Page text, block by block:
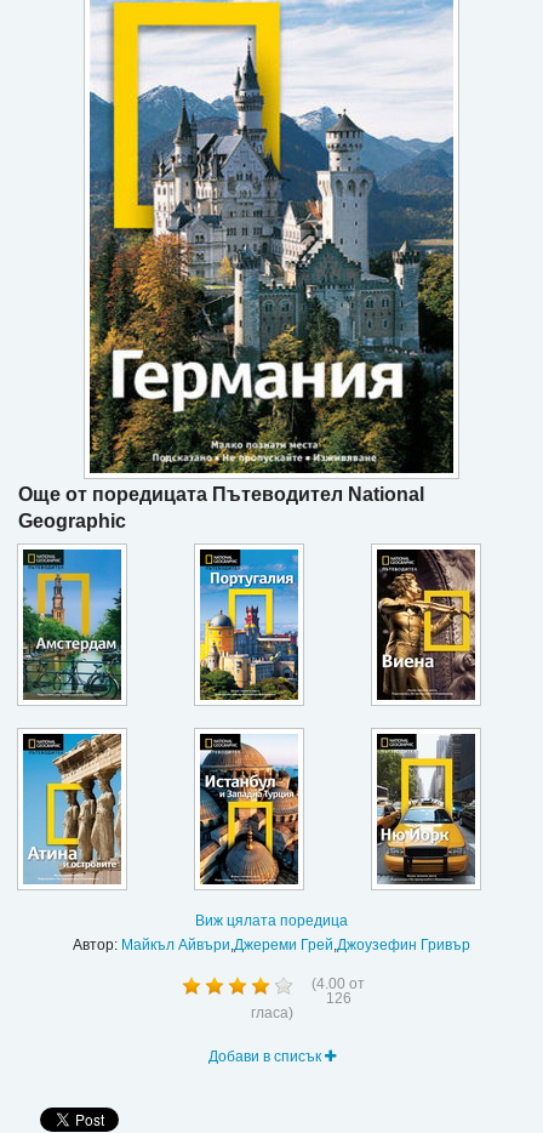
Подаръци
Ваучери
Промоции
Контакти
Вход
Регистрация
Още от поредицата Пътеводител National
Geographic
Виж цялата поредица
Автор: Майкъл Айвъри,Джереми Грей,Джоузефин Гривър
(4.00 от
126
гласа)
Добави в списък